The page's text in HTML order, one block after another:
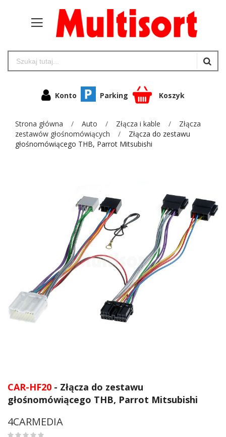
Konto Parking Koszyk
Strona główna Auto Złącza i kable
Złącza
zestawów głośnomówiących
Złącza do zestawu
głośnomówiącego THB, Parrot Mitsubishi
na
początek
galerii
CAR-HF20 - Złącza do zestawu
głośnomówiącego THB, Parrot Mitsubishi
4CARMEDIA